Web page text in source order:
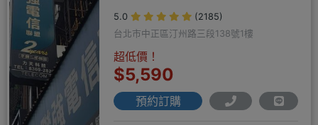
5.0
(2185)
台北市中正區汀州路三段138號1樓
超低價！
$5,590
預約訂購